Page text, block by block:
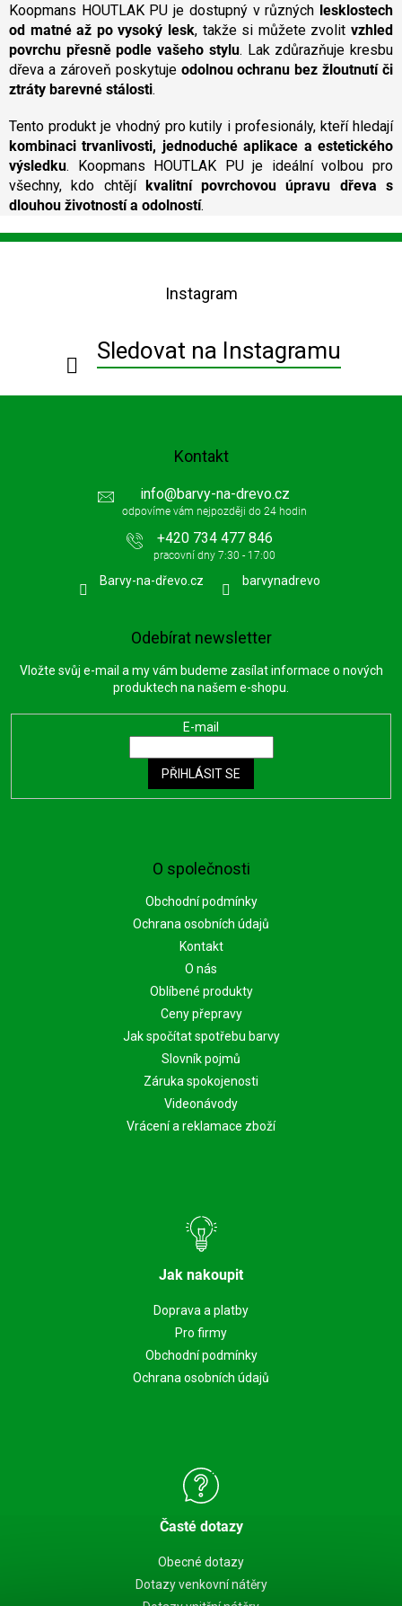
s
u
Koopmans HOUTLAK PU je dostupný v různých lesklostech
od matné až po vysoký lesk, takže si můžete zvolit vzhled
povrchu přesně podle vašeho stylu. Lak zdůrazňuje kresbu
dřeva a zároveň poskytuje odolnou ochranu bez žloutnutí či
ztráty barevné stálosti.
Tento produkt je vhodný pro kutily i profesionály, kteří hledají
kombinaci trvanlivosti, jednoduché aplikace a estetického
výsledku. Koopmans HOUTLAK PU je ideální volbou pro
všechny, kdo chtějí kvalitní povrchovou úpravu dřeva s
dlouhou životností a odolností.
Z
Instagram
Sledovat na Instagramu
O společnosti
Obchodní podmínky
Ochrana osobních údajů
Kontakt
O nás
Oblíbené produkty
Ceny přepravy
Jak spočítat spotřebu barvy
Slovník pojmů
Záruka spokojenosti
Videonávody
Vrácení a reklamace zboží
Jak nakoupit
Doprava a platby
Pro firmy
Obchodní podmínky
Ochrana osobních údajů
Časté dotazy
Obecné dotazy
Dotazy venkovní nátěry
Kontakt
info@barvy-na-drevo.cz
+420 734 477 846
Barvy-na-dřevo.cz barvynadrevo
Odebírat newsletter
Vložte svůj e-mail a my vám budeme zasílat informace o nových
produktech na našem e-shopu.
E-mail
PŘIHLÁSIT SE